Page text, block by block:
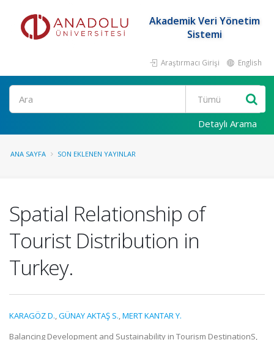
Akademik Veri Yönetim
Sistemi
Araştırmacı Girişi English
Ara
Detaylı Arama
ANA SAYFA SON EKLENEN YAYINLAR
Spatial Relationship of
Tourist Distribution in
Turkey.
KARAGÖZ D.,GÜNAY AKTAŞ S.,MERT KANTAR Y.
Balancing Development and Sustainability in Tourism DestinationS,